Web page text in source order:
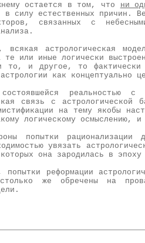
остается в том, что ни
силу естественных причин.
связанных с
всякая астрологическая
или иные логически
то, и другое, то фактически
как концептуально
реальностью
связь с
на тему якобы
логическому
попытки рационализации
увязать
она зародилась в эпоху
реформации
же обречены на